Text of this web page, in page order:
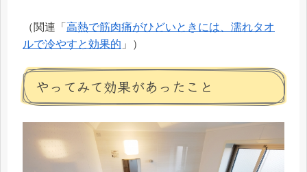
（関連「 高熱で筋肉痛がひどいときには、濡れタオ
ルで冷やすと効果的 」）
やってみて効果があったこと